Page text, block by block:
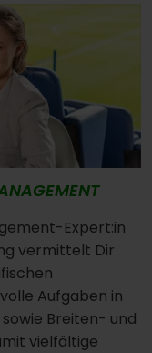
Expert:in
vermittelt Dir
Aufgaben in
Breiten- und
vielfältige